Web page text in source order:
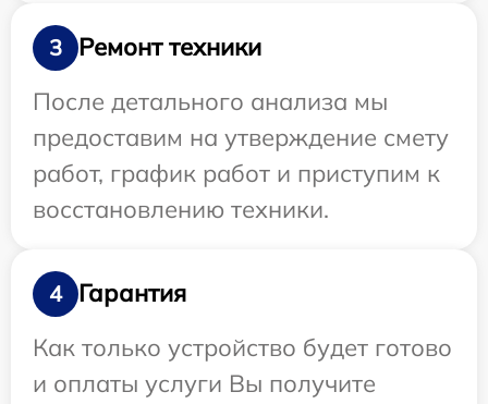
3
Ремонт техники
После детального анализа мы
предоставим на утверждение смету
работ, график работ и приступим к
восстановлению техники.
4
Гарантия
Как только устройство будет готово
и оплаты услуги Вы получите